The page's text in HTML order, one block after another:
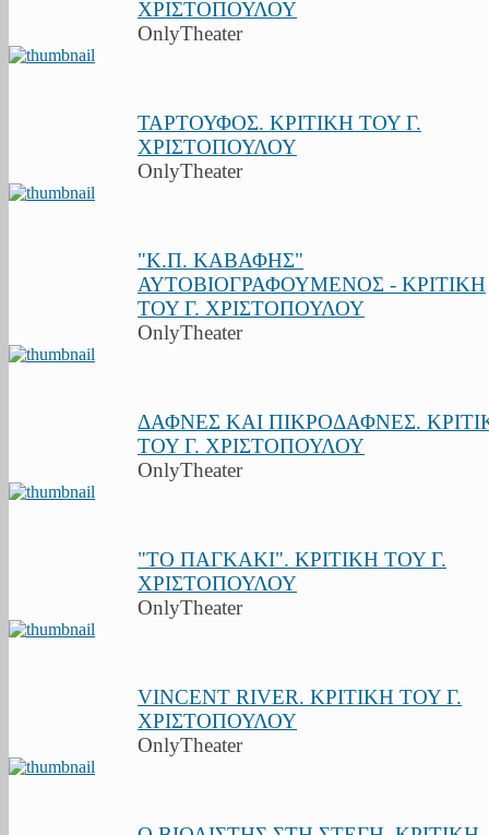
ΧΡΙΣΤΟΠΟΥΛΟΥ
OnlyTheater
ΤΑΡΤΟΥΦΟΣ. ΚΡΙΤΙΚΗ ΤΟΥ Γ.
ΧΡΙΣΤΟΠΟΥΛΟΥ
OnlyTheater
"Κ.Π. ΚΑΒΑΦΗΣ"
ΑΥΤΟΒΙΟΓΡΑΦΟΥΜΕΝΟΣ - ΚΡΙΤΙΚΗ
ΤΟΥ Γ. ΧΡΙΣΤΟΠΟΥΛΟΥ
OnlyTheater
ΔΑΦΝΕΣ ΚΑΙ ΠΙΚΡΟΔΑΦΝΕΣ.
ΤΟΥ Γ. ΧΡΙΣΤΟΠΟΥΛΟΥ
OnlyTheater
"ΤΟ ΠΑΓΚΑΚΙ". ΚΡΙΤΙΚΗ ΤΟΥ Γ.
ΧΡΙΣΤΟΠΟΥΛΟΥ
OnlyTheater
VINCENT RIVER. ΚΡΙΤΙΚΗ ΤΟΥ Γ.
ΧΡΙΣΤΟΠΟΥΛΟΥ
OnlyTheater